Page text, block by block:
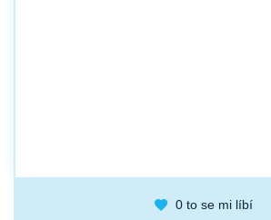
0 to se mi líbí